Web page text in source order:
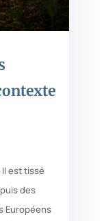
est tissé
des
Européens